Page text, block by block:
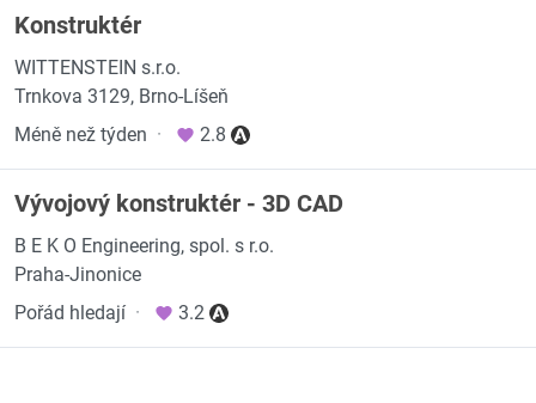
Konstruktér
WITTENSTEIN s.r.o.
Trnkova 3129, Brno-Líšeň
Méně než týden · 2.8
Vývojový konstruktér - 3D CAD
B E K O Engineering, spol. s r.o.
Praha-Jinonice
Pořád hledají · 3.2